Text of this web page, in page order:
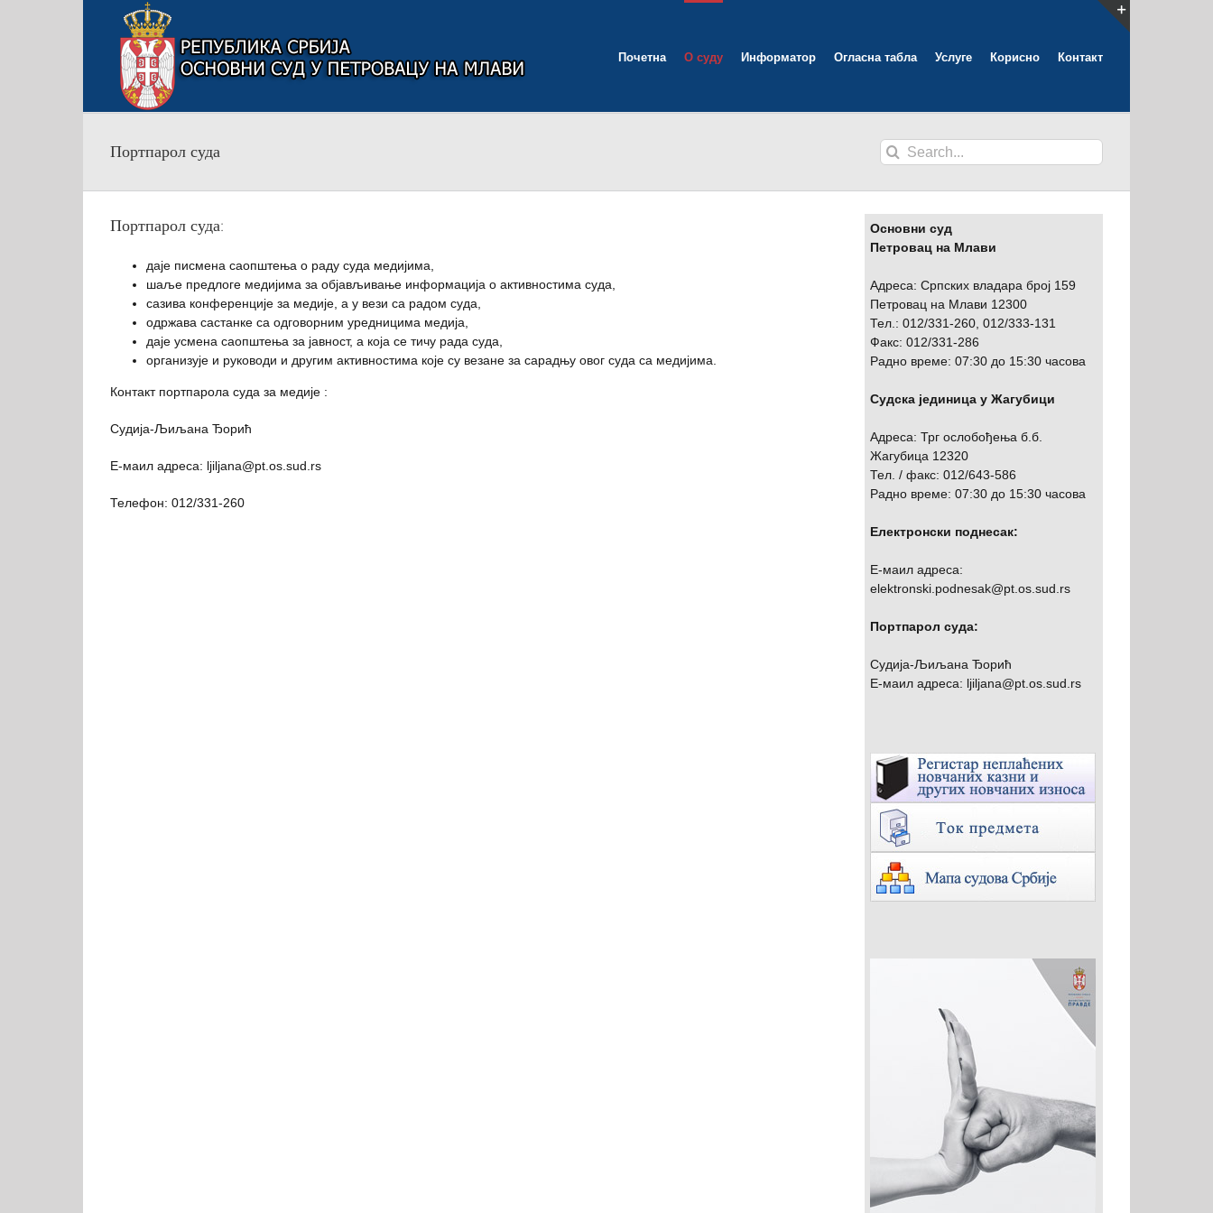
Почетна О суду Информатор Огласна табла Услуге Корисно Контакт
Портпарол суда
Search
for:
Портпарол суда:
даје писмена саопштења о раду суда медијима,
шаље предлоге медијима за објављивање информација о активностима суда,
сазива конференције за медије, а у вези са радом суда,
одржава састанке са одговорним уредницима медија,
даје усмена саопштења за јавност, а која се тичу рада суда,
организује и руководи и другим активностима које су везане за сарадњу овог суда са медијима.
Контакт портпарола суда за медије :
Судија-Љиљана Ђорић
Е-маил адреса: ljiljana@pt.os.sud.rs
Телефон: 012/331-260
Основни суд
Петровац на Млави
Адреса: Српских владара број 159
Петровац на Млави 12300
Тел.: 012/331-260, 012/333-131
Факс: 012/331-286
Радно време: 07:30 до 15:30 часова
Судска јединица у Жагубици
Адреса: Трг ослобођења б.б.
Жагубица 12320
Тел. / факс: 012/643-586
Радно време: 07:30 до 15:30 часова
Електронски поднесак:
Е-маил адреса:
elektronski.podnesak@pt.os.sud.rs
Портпарол суда:
Судија-Љиљана Ђорић
Е-маил адреса: ljiljana@pt.os.sud.rs